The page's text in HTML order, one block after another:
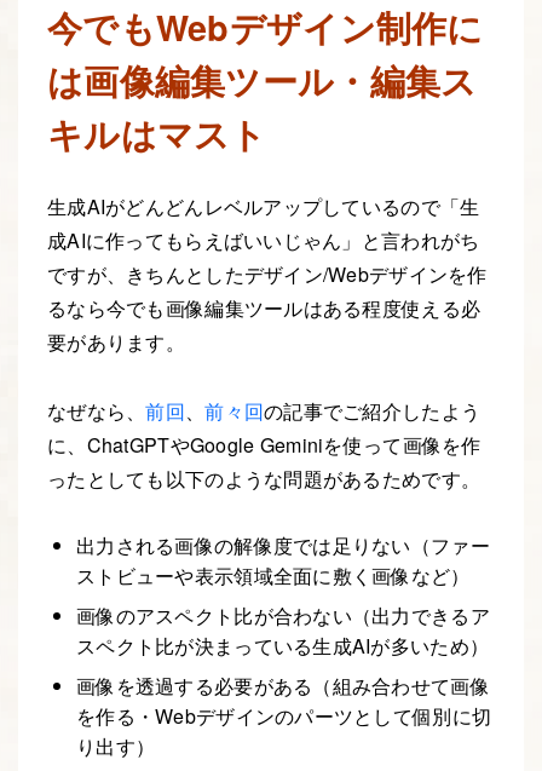
今でもWebデザイン制作に
は画像編集ツール・編集ス
キルはマスト
生成AIがどんどんレベルアップしているので「生
成AIに作ってもらえばいいじゃん」と言われがち
ですが、きちんとしたデザイン/Webデザインを作
るなら今でも画像編集ツールはある程度使える必
要があります。
なぜなら、前回、前々回の記事でご紹介したよう
に、ChatGPTやGoogle Geminiを使って画像を作
ったとしても以下のような問題があるためです。
出力される画像の解像度では足りない（ファー
ストビューや表示領域全面に敷く画像など）
画像のアスペクト比が合わない（出力できるア
スペクト比が決まっている生成AIが多いため）
画像を透過する必要がある（組み合わせて画像
を作る・Webデザインのパーツとして個別に切
り出す）